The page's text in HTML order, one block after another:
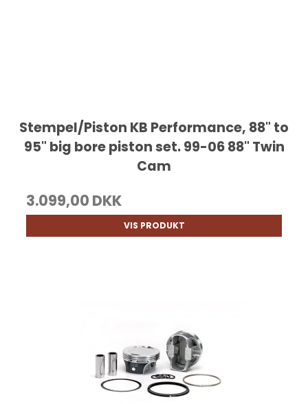
Stempel/Piston KB Performance, 88" to
95" big bore piston set. 99-06 88" Twin
Cam
3.099,00 DKK
VIS PRODUKT